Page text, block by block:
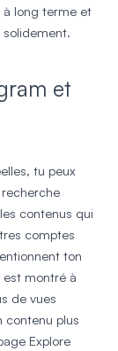
à long terme et
solidement.
et
tu peux
contenus qui
comptes
ton
est montré à
de vues
contenu plus
Explore